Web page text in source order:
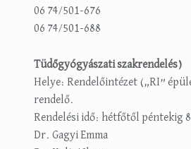
06 74/501-676
06 74/501-688
Tüdőgyógyászati szakrendelés)
Helye: Rendelőintézet („RI”
rendelő.
Rendelési idő: hétfőtől péntekig
Dr. Gagyi Emma